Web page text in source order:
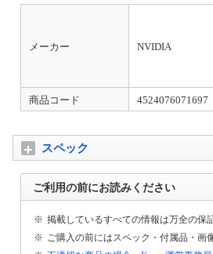
メーカー NVIDIA
商品コード 4524076071697
スペック
ご利用の前にお読みください
※ 掲載しているすべての情報は万全の保
※ ご購入の前にはスペック・付属品・画